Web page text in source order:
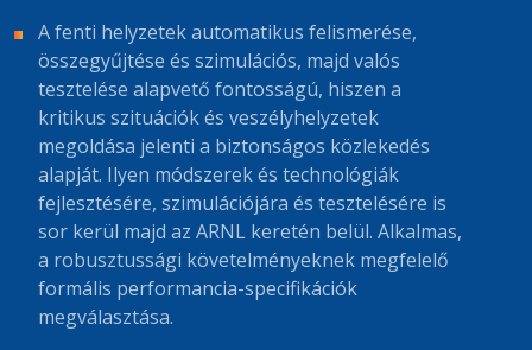
A fenti helyzetek automatikus felismerése,
összegyűjtése és szimulációs, majd valós
tesztelése alapvető fontosságú, hiszen a
kritikus szituációk és veszélyhelyzetek
megoldása jelenti a biztonságos közlekedés
alapját. Ilyen módszerek és technológiák
fejlesztésére, szimulációjára és tesztelésére is
sor kerül majd az ARNL keretén belül. Alkalmas,
a robusztussági követelményeknek megfelelő
formális performancia-specifikációk
megválasztása.